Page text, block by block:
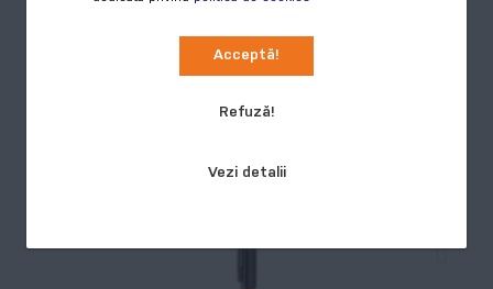
Vezi detalii
Refuză!
Acceptă!